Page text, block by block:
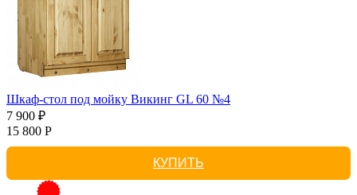
Шкаф-стол под мойку Викинг GL 60 №4
7 900 ₽
15 800 Р
КУПИТЬ